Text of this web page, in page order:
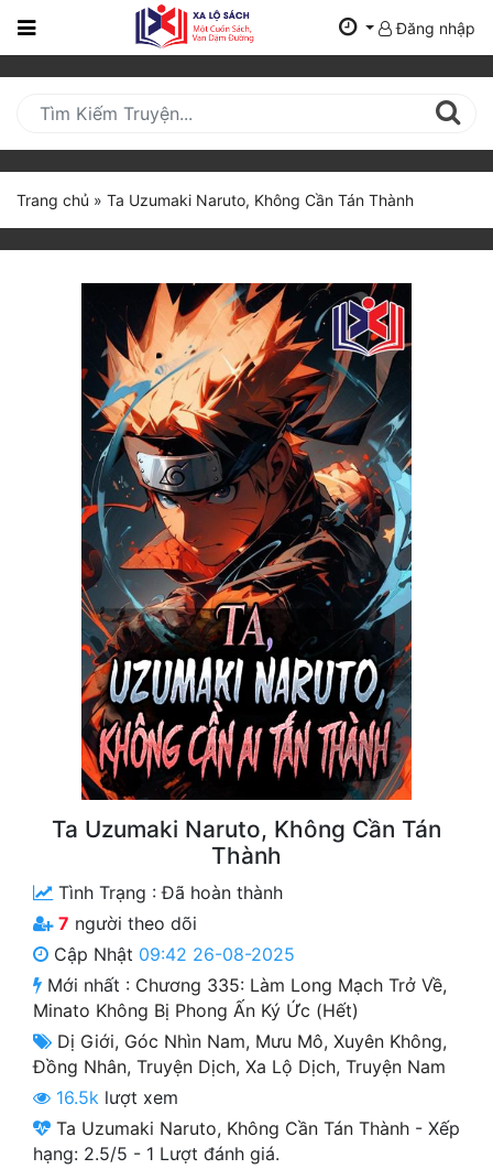
Trang
Mới
Cập
Nhật
(current)
Truyện Mới Ra
Hoàn Thành
Truyện Convert
Truyện Dịch
Truyện Nhập Môn
Truyện ngắn
Cạnh Kỹ
Cổ Tiên Hiệp
Cổ Đại
Du Hí
Dã Sử
Dị Giới
Đăng nhập
Trang chủ » Ta Uzumaki Naruto, Không Cần Tán Thành
Ta Uzumaki Naruto, Không Cần Tán
Thành
Tình Trạng :Đã hoàn thành
7 người theo dõi
Cập Nhật 09:42 26-08-2025
Mới nhất : Chương 335: Làm Long Mạch Trở Về,
Minato Không Bị Phong Ấn Ký Ức (hết)
Dị Giới, Góc Nhìn Nam, Mưu Mô, Xuyên Không,
Đồng Nhân, Truyện Dịch, Xa Lộ Dịch, Truyện Nam
16.5k lượt xem
Ta Uzumaki Naruto, Không Cần Tán Thành - Xếp
hạng: 2.5/5 - 1 Lượt đánh giá.